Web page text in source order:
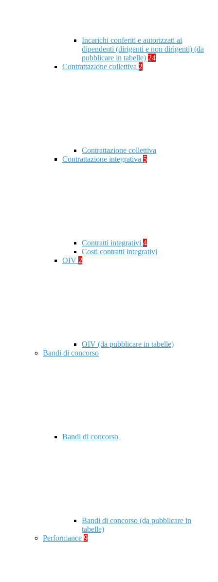
Incarichi conferiti e autorizzati ai
dipendenti (dirigenti e non dirigenti) (da
pubblicare in tabelle) 24
Contrattazione collettiva 2
Contrattazione collettiva
Contrattazione integrativa 5
Contratti integrativi 4
Costi contratti integrativi
OIV 2
OIV (da pubblicare in tabelle)
Bandi di concorso
Bandi di concorso
Bandi di concorso (da pubblicare in
tabelle)
Performance 9